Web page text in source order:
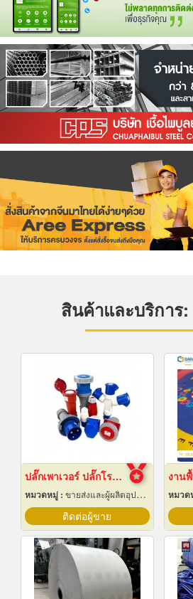
สินค้าและบริการ
ปลั๊กเพาเวอร์ ปลั๊กโรงงาน ปลั๊กอุตสาหกรรม พัทยา ชลบุรี
หมวดหมู่ : ขายส่งและผู้ผลิตอุปกรณ์เครื่องใช้ไฟฟ้า
ติดต่อผู้ขาย
หมวด